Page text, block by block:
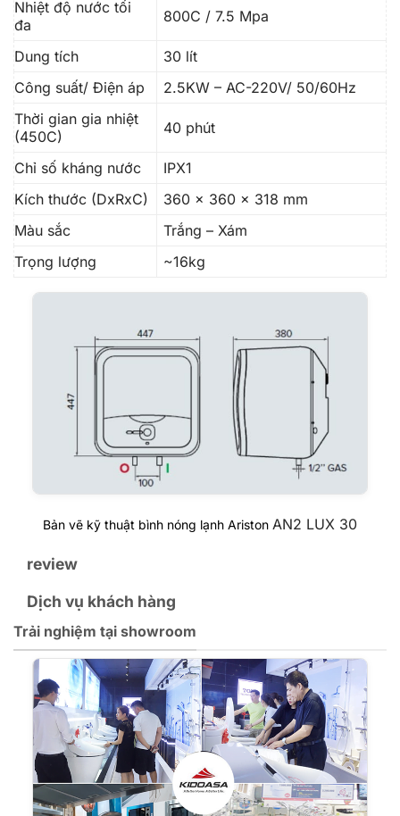
Nhiệt độ nước tối
đa
800C / 7.5 Mpa
Dung tích
30 lít
Công suất/ Điện áp
2.5KW – AC-220V/ 50/60Hz
Thời gian gia nhiệt
(450C)
40 phút
Chỉ số kháng nước
IPX1
Kích thước (DxRxC)
360 x 360 x 318 mm
Màu sắc
Trắng – Xám
Trọng lượng
~16kg
Bản vẽ kỹ thuật bình nóng lạnh Ariston AN2 LUX 30
review
Dịch vụ khách hàng
Trải nghiệm tại showroom